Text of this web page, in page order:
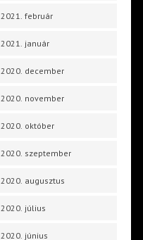
2021. február
2021. január
2020. december
2020. november
2020. október
2020. szeptember
2020. augusztus
2020. július
2020. június